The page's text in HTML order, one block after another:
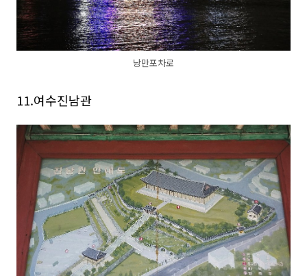
낭만포차로
11.여수진남관